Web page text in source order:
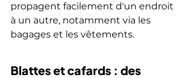
propagent facilement d'un endroit
à un autre, notamment via les
bagages et les vêtements.
Blattes et cafards : des